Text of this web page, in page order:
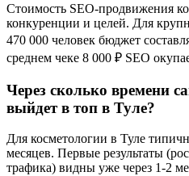
Стоимость SEO-продвижения
конкуренции и целей. Для
470 000 человек бюджет
среднем чеке 8 000 ₽ SEO
Через сколько времени
выйдет в топ в Туле?
Для косметологии в Туле
месяцев. Первые результаты
трафика) видны уже через 1-2